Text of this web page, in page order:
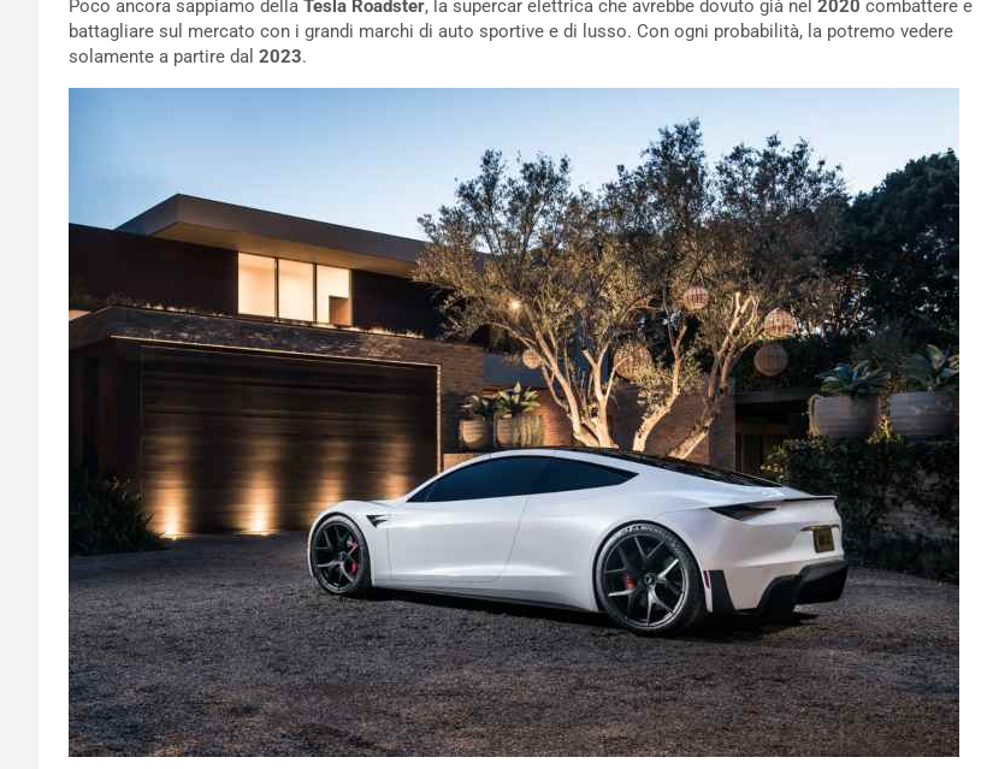
Poco ancora sappiamo della Tesla Roadster, la supercar elettrica che avrebbe dovuto già nel 2020 combattere e
battagliare sul mercato con i grandi marchi di auto sportive e di lusso. Con ogni probabilità, la potremo vedere
solamente a partire dal 2023.